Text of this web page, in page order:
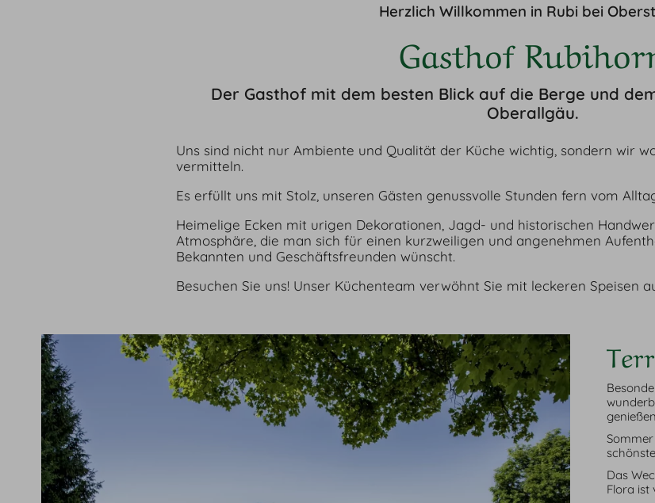
Herzlich Willkommen in Rubi bei
Gasthof
Der Gasthof mit dem besten Blick auf die Berge und
Oberallgäu.
Uns sind nicht nur Ambiente und Qualität der Küche wichtig, sondern wir
vermitteln.
Es erfüllt uns mit Stolz, unseren Gästen genussvolle Stunden fern vom
Heimelige Ecken mit urigen Dekorationen, Jagd- und historischen
Atmosphäre, die man sich für einen kurzweiligen und angenehmen
Bekannten und Geschäftsfreunden wünscht.
Besuchen Sie uns! Unser Küchenteam verwöhnt Sie mit leckeren Speisen
Das
Flora ist